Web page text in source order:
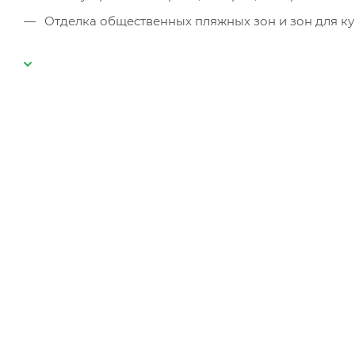
Отделка общественных пляжных зон и зон для